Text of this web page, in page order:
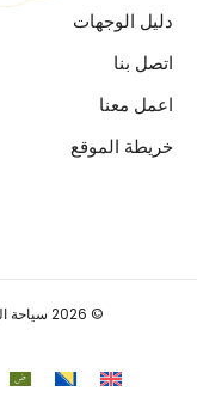
دليل الوجهات
اتصل بنا
اعمل معنا
خريطة الموقع
© 2026 سياحة البوسنة والهرسك – جميع الحقوق محفوظة.